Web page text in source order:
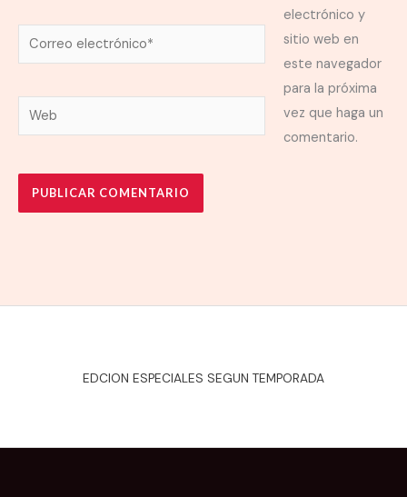
Correo
electrónico*
Web
electrónico y
sitio web en
este navegador
para la próxima
vez que haga un
comentario.
EDCION ESPECIALES SEGUN TEMPORADA